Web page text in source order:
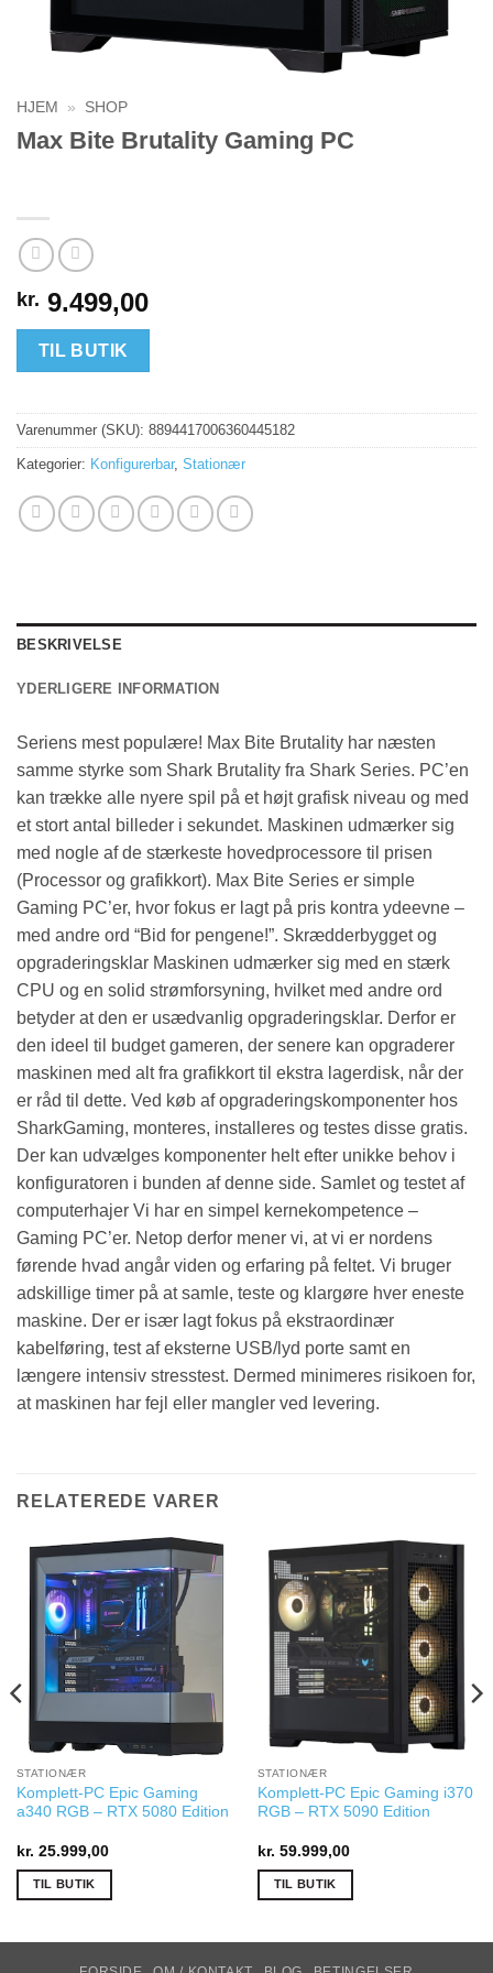
HJEM » SHOP
Max Bite Brutality Gaming PC
kr. 9.499,00
TIL BUTIK
Varenummer (SKU): 8894417006360445182
Kategorier: Konfigurerbar, Stationær
BESKRIVELSE
YDERLIGERE INFORMATION
Seriens mest populære! Max Bite Brutality har næsten
samme styrke som Shark Brutality fra Shark Series. PC’en
kan trække alle nyere spil på et højt grafisk niveau og med
et stort antal billeder i sekundet. Maskinen udmærker sig
med nogle af de stærkeste hovedprocessore til prisen
(Processor og grafikkort). Max Bite Series er simple
Gaming PC’er, hvor fokus er lagt på pris kontra ydeevne –
med andre ord “Bid for pengene!”. Skrædderbygget og
opgraderingsklar Maskinen udmærker sig med en stærk
CPU og en solid strømforsyning, hvilket med andre ord
betyder at den er usædvanlig opgraderingsklar. Derfor er
den ideel til budget gameren, der senere kan opgraderer
maskinen med alt fra grafikkort til ekstra lagerdisk, når der
er råd til dette. Ved køb af opgraderingskomponenter hos
SharkGaming, monteres, installeres og testes disse gratis.
Der kan udvælges komponenter helt efter unikke behov i
konfiguratoren i bunden af denne side. Samlet og testet af
computerhajer Vi har en simpel kernekompetence –
Gaming PC’er. Netop derfor mener vi, at vi er nordens
førende hvad angår viden og erfaring på feltet. Vi bruger
adskillige timer på at samle, teste og klargøre hver eneste
maskine. Der er især lagt fokus på ekstraordinær
kabelføring, test af eksterne USB/lyd porte samt en
længere intensiv stresstest. Dermed minimeres risikoen for,
at maskinen har fejl eller mangler ved levering.
RELATEREDE VARER
STATIONÆR
Komplett-PC Epic Gaming
a340 RGB – RTX 5080 Edition
kr. 25.999,00
TIL BUTIK
STATIONÆR
Komplett-PC Epic Gaming i370
RGB – RTX 5090 Edition
kr. 59.999,00
TIL BUTIK